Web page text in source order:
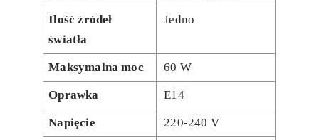
Ilość źródeł
światła
Jedno
Maksymalna moc 60 W
Oprawka E14
Napięcie 220-240 V